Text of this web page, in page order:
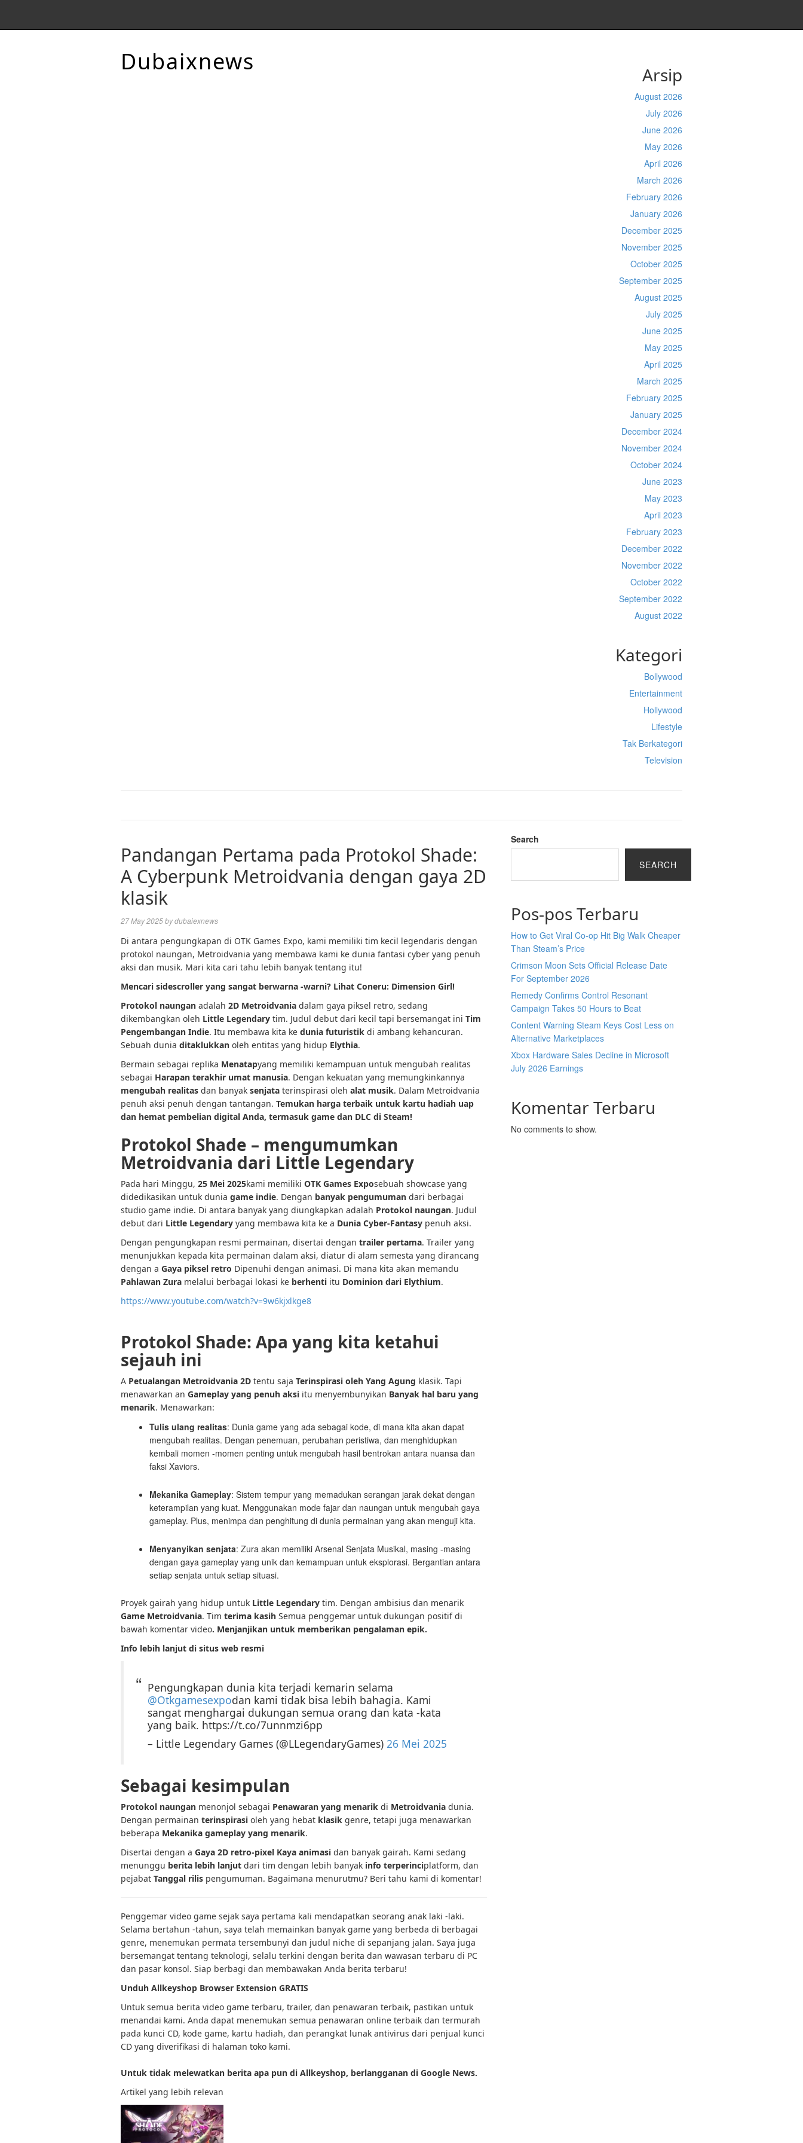
Dubaixnews Arsip
August 2026
July 2026
June 2026
May 2026
April 2026
March 2026
February 2026
January 2026
December 2025
November 2025
October 2025
September 2025
August 2025
July 2025
June 2025
May 2025
April 2025
March 2025
February 2025
January 2025
December 2024
November 2024
October 2024
June 2023
May 2023
April 2023
February 2023
December 2022
November 2022
October 2022
September 2022
August 2022
Kategori
Bollywood
Entertainment
Hollywood
Lifestyle
Tak Berkategori
Television
Pandangan Pertama pada Protokol Shade:
A Cyberpunk Metroidvania dengan gaya 2D
klasik
27 May 2025bydubaiexnews
Di antara pengungkapan di OTK Games Expo, kami memiliki tim kecil legendaris dengan
protokol naungan, Metroidvania yang membawa kami ke dunia fantasi cyber yang penuh
aksi dan musik. Mari kita cari tahu lebih banyak tentang itu!
Mencari sidescroller yang sangat berwarna -warni? Lihat Coneru: Dimension Girl!
Protokol naungan adalah 2D Metroidvania dalam gaya piksel retro, sedang
dikembangkan oleh Little Legendary tim. Judul debut dari kecil tapi bersemangat ini Tim
Pengembangan Indie. Itu membawa kita ke dunia futuristik di ambang kehancuran.
Sebuah dunia ditaklukkan oleh entitas yang hidup Elythia.
Bermain sebagai replika Menatapyang memiliki kemampuan untuk mengubah realitas
sebagai Harapan terakhir umat manusia. Dengan kekuatan yang memungkinkannya
mengubah realitas dan banyak senjata terinspirasi oleh alat musik. Dalam Metroidvania
penuh aksi penuh dengan tantangan. Temukan harga terbaik untuk kartu hadiah uap
dan hemat pembelian digital Anda, termasuk game dan DLC di Steam!
Protokol Shade – mengumumkan
Metroidvania dari Little Legendary
Pada hari Minggu, 25 Mei 2025kami memiliki OTK Games Exposebuah showcase yang
didedikasikan untuk dunia game indie. Dengan banyak pengumuman dari berbagai
studio game indie. Di antara banyak yang diungkapkan adalah Protokol naungan. Judul
debut dari Little Legendary yang membawa kita ke a Dunia Cyber-Fantasy penuh aksi.
Dengan pengungkapan resmi permainan, disertai dengan trailer pertama. Trailer yang
menunjukkan kepada kita permainan dalam aksi, diatur di alam semesta yang dirancang
dengan a Gaya piksel retro Dipenuhi dengan animasi. Di mana kita akan memandu
Pahlawan Zura melalui berbagai lokasi ke berhenti itu Dominion dari Elythium.
https://www.youtube.com/watch?v=9w6kjxlkge8
Protokol Shade: Apa yang kita ketahui
sejauh ini
A Petualangan Metroidvania 2D tentu saja Terinspirasi oleh Yang Agung klasik. Tapi
menawarkan an Gameplay yang penuh aksi itu menyembunyikan Banyak hal baru yang
menarik. Menawarkan:
Tulis ulang realitas: Dunia game yang ada sebagai kode, di mana kita akan dapat
mengubah realitas. Dengan penemuan, perubahan peristiwa, dan menghidupkan
kembali momen -momen penting untuk mengubah hasil bentrokan antara nuansa dan
faksi Xaviors.
Mekanika Gameplay: Sistem tempur yang memadukan serangan jarak dekat dengan
keterampilan yang kuat. Menggunakan mode fajar dan naungan untuk mengubah gaya
gameplay. Plus, menimpa dan penghitung di dunia permainan yang akan menguji kita.
Menyanyikan senjata: Zura akan memiliki Arsenal Senjata Musikal, masing -masing
dengan gaya gameplay yang unik dan kemampuan untuk eksplorasi. Bergantian antara
setiap senjata untuk setiap situasi.
Proyek gairah yang hidup untuk Little Legendary tim. Dengan ambisius dan menarik
Game Metroidvania. Tim terima kasih Semua penggemar untuk dukungan positif di
bawah komentar video. Menjanjikan untuk memberikan pengalaman epik.
Info lebih lanjut di situs web resmi
Pengungkapan dunia kita terjadi kemarin selama
@Otkgamesexpodan kami tidak bisa lebih bahagia. Kami
sangat menghargai dukungan semua orang dan kata -kata
yang baik. https://t.co/7unnmzi6pp
– Little Legendary Games (@LLegendaryGames) 26 Mei 2025
Sebagai kesimpulan
Protokol naungan menonjol sebagai Penawaran yang menarik di Metroidvania dunia.
Dengan permainan terinspirasi oleh yang hebat klasik genre, tetapi juga menawarkan
beberapa Mekanika gameplay yang menarik.
Disertai dengan a Gaya 2D retro-pixel Kaya animasi dan banyak gairah. Kami sedang
menunggu berita lebih lanjut dari tim dengan lebih banyak info terperinciplatform, dan
pejabat Tanggal rilis pengumuman. Bagaimana menurutmu? Beri tahu kami di komentar!
Penggemar video game sejak saya pertama kali mendapatkan seorang anak laki -laki.
Selama bertahun -tahun, saya telah memainkan banyak game yang berbeda di berbagai
genre, menemukan permata tersembunyi dan judul niche di sepanjang jalan. Saya juga
bersemangat tentang teknologi, selalu terkini dengan berita dan wawasan terbaru di PC
dan pasar konsol. Siap berbagi dan membawakan Anda berita terbaru!
Unduh Allkeyshop Browser Extension GRATIS
Untuk semua berita video game terbaru, trailer, dan penawaran terbaik, pastikan untuk
menandai kami. Anda dapat menemukan semua penawaran online terbaik dan termurah
pada kunci CD, kode game, kartu hadiah, dan perangkat lunak antivirus dari penjual kunci
CD yang diverifikasi di halaman toko kami.
Untuk tidak melewatkan berita apa pun di Allkeyshop, berlangganan di Google News.
Artikel yang lebih relevan
Search
SEARCH
Pos-pos Terbaru
How to Get Viral Co-op Hit Big Walk Cheaper
Than Steam’s Price
Crimson Moon Sets Official Release Date
For September 2026
Remedy Confirms Control Resonant
Campaign Takes 50 Hours to Beat
Content Warning Steam Keys Cost Less on
Alternative Marketplaces
Xbox Hardware Sales Decline in Microsoft
July 2026 Earnings
Komentar Terbaru
No comments to show.